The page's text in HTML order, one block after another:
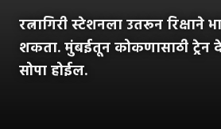
रत्नागिरी स्टेशनला उतरून रिक्षाने
शकता. मुंबईतून कोकणासाठी ट्रेन
सोपा होईल.